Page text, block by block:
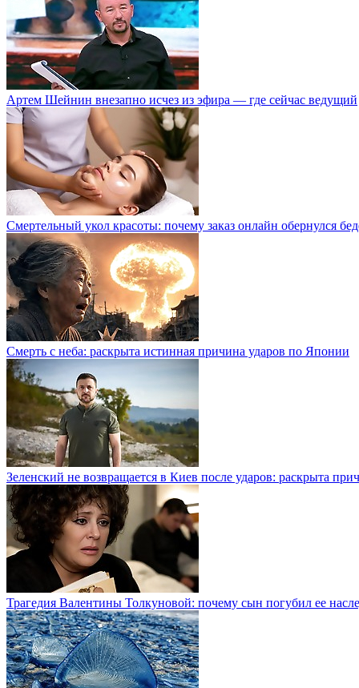
Артем Шейнин внезапно исчез из эфира — где сейчас ведущий
Смертельный укол красоты: почему заказ онлайн обернулся
Смерть с неба: раскрыта истинная причина ударов по Японии
Зеленский не возвращается в Киев после ударов: раскрыта
Трагедия Валентины Толкуновой: почему сын погубил ее